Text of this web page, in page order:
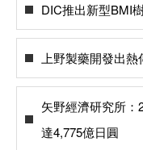
DIC推出新型BMI
上野製藥開發出
矢野經濟研究所
達4,775億日圓